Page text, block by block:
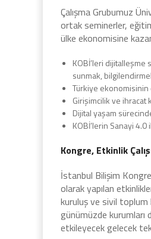
Çalışma Grubumuz
ortak seminerler,
ülke ekonomisine
KOBİ’leri dijitalleşme
sunmak,
Türkiye ekonomisinin
Girişimcilik ve
Dijital yaşam
KOBİ’lerin Sanayi
Kongre, Etkinlik
İstanbul Bilişim
olarak yapılan
kuruluş ve sivil toplum
günümüzde
etkileyecek gelecek